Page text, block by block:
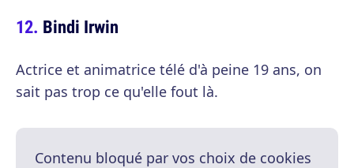
Bindi Irwin
Actrice et animatrice télé d'à peine 19 ans, on
sait pas trop ce qu'elle fout là.
Contenu bloqué par vos choix de cookies